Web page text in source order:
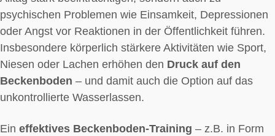
psychischen Problemen wie Einsamkeit, Depressionen
oder Angst vor Reaktionen in der Öffentlichkeit führen.
Insbesondere körperlich stärkere Aktivitäten wie Sport,
Niesen oder Lachen erhöhen den Druck auf den
Beckenboden – und damit auch die Option auf das
unkontrollierte Wasserlassen.
Ein effektives Beckenboden-Training – z.B. in Form